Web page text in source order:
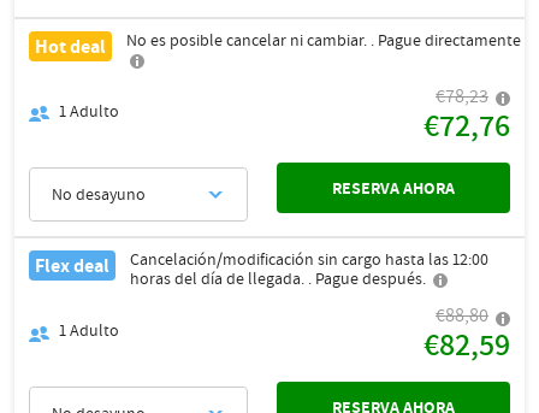
Hot deal No es posible cancelar ni cambiar. . Pague directamente
1Adulto
€78,23
€72,76
No desayuno RESERVA AHORA
Flex deal
Cancelación/modificación sin cargo hasta las 12:00
horas del día de llegada. . Pague después.
1Adulto
€88,80
€82,59
RESERVA AHORA